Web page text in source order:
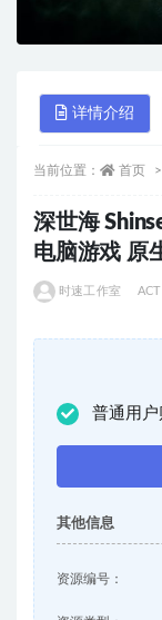
详情介绍
当前位置： 首页
深世海
电脑游戏 原
时速工作室
普通用户
其他信息
资源编号：